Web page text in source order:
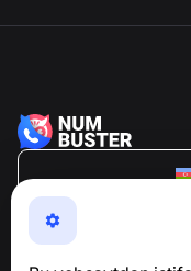
NumBuster ©
Telefon